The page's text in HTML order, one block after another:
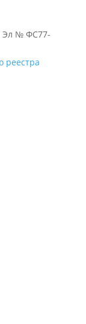
Эл № ФС77-
реестра